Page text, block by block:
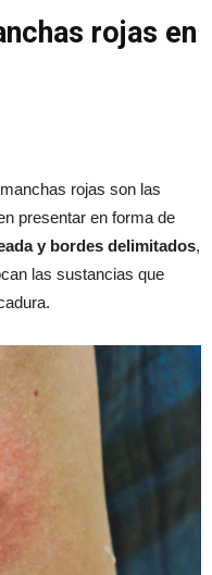
rojas en
rojas son las
presentar en forma de
y bordes delimitados,
las sustancias que